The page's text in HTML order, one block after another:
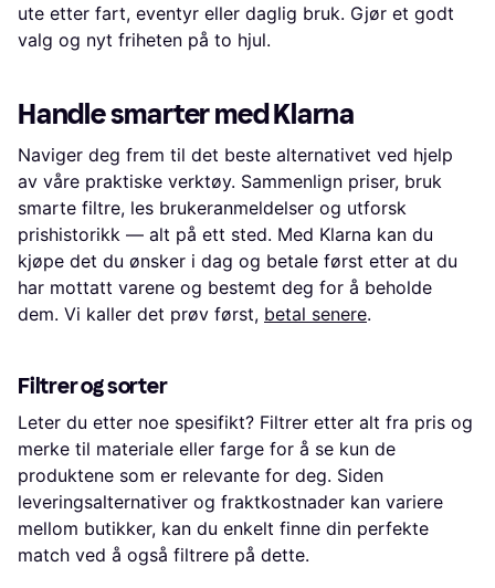
ute etter fart, eventyr eller daglig bruk. Gjør et godt
valg og nyt friheten på to hjul.
Handle smarter med Klarna
Naviger deg frem til det beste alternativet ved hjelp
av våre praktiske verktøy. Sammenlign priser, bruk
smarte filtre, les brukeranmeldelser og utforsk
prishistorikk — alt på ett sted. Med Klarna kan du
kjøpe det du ønsker i dag og betale først etter at du
har mottatt varene og bestemt deg for å beholde
dem. Vi kaller det prøv først, betal senere.
Filtrer og sorter
Leter du etter noe spesifikt? Filtrer etter alt fra pris og
merke til materiale eller farge for å se kun de
produktene som er relevante for deg. Siden
leveringsalternativer og fraktkostnader kan variere
mellom butikker, kan du enkelt finne din perfekte
match ved å også filtrere på dette.